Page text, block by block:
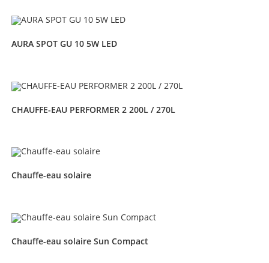
AURA SPOT GU 10 5W LED
CHAUFFE-EAU PERFORMER 2 200L / 270L
Chauffe-eau solaire
Chauffe-eau solaire Sun Compact